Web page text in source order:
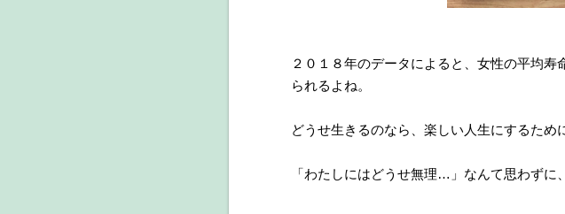
２０１８年のデータによると、女性の平均
られるよね。
どうせ生きるのなら、楽しい人生にするため
「わたしにはどうせ無理…」なんて思わずに